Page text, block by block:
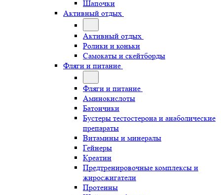
Шапочки
Активный отдых
Активный отдых
Ролики и коньки
Самокаты и скейтборды
Фляги и питание
Фляги и питание
Аминокислоты
Батончики
Бустеры тестостерона и анаболические
препараты
Витамины и минералы
Гейнеры
Креатин
Предтренировочные комплексы и
жиросжигатели
Протеины